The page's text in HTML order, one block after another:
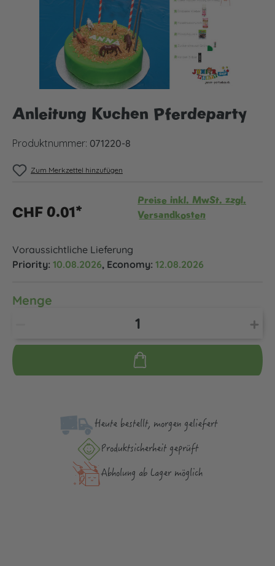
Anleitung Kuchen Pferdeparty
Produktnummer: 071220-8
Zum Merkzettel hinzufügen
CHF 0.01*
Preise inkl. MwSt. zzgl.
Versandkosten
Voraussichtliche Lieferung
Priority: 10.08.2026, Economy: 12.08.2026
Menge
Heute bestellt, morgen geliefert
Produktsicher­heit geprüft
Abholung ab Lager möglich